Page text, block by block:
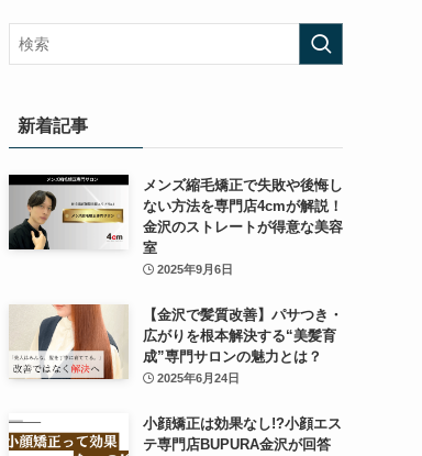
新着記事
メンズ縮毛矯正で失敗や後悔し
ない方法を専門店4cmが解説！
金沢のストレートが得意な美容
室
2025年9月6日
【金沢で髪質改善】パサつき・
広がりを根本解決する“美髪育
成”専門サロンの魅力とは？
2025年6月24日
小顔矯正は効果なし!?小顔エス
テ専門店BUPURA金沢が回答